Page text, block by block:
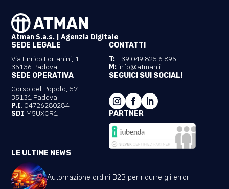
Atman S.a.s. | Agenzia Digitale
SEDE LEGALE
Via Enrico Forlanini, 1
35136 Padova
SEDE OPERATIVA
Corso del Popolo, 57
35131 Padova
P.I. 04726280284
SDI M5UXCR1
CONTATTI
T: +39 049 825 6 895
M: info@atman.it
SEGUICI SUI SOCIAL!
PARTNER
LE ULTIME NEWS
Automazione ordini B2B per ridurre gli errori